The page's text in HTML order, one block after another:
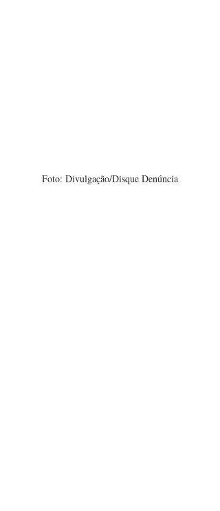
Foto: Divulgação/Disque Denúncia